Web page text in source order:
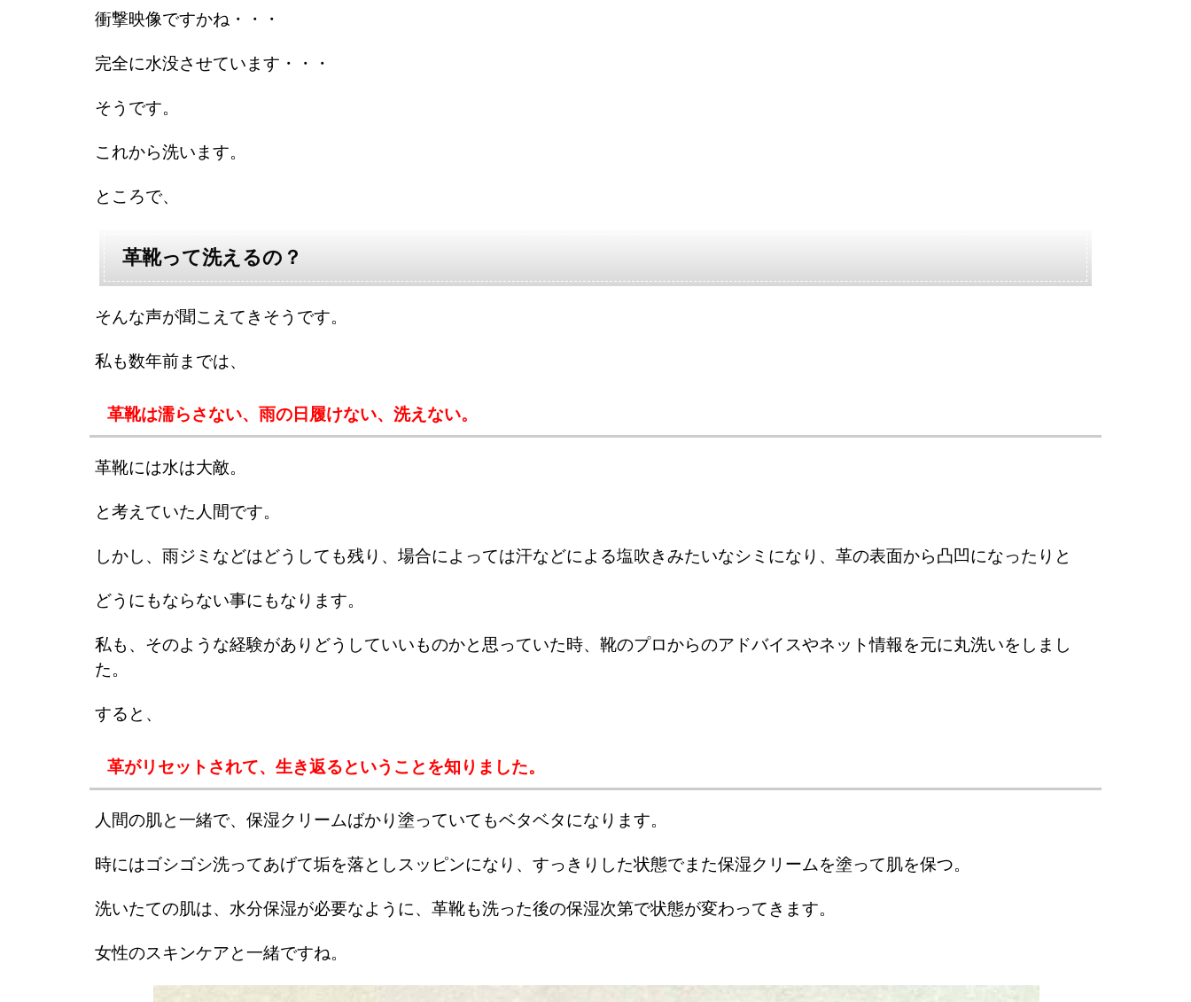
衝撃映像ですかね・・・
完全に水没させています・・・
そうです。
これから洗います。
ところで、
革靴って洗えるの？
そんな声が聞こえてきそうです。
私も数年前までは、
革靴は濡らさない、雨の日履けない、洗えない。
革靴には水は大敵。
と考えていた人間です。
しかし、雨ジミなどはどうしても残り、場合によっては汗などによる塩吹きみたいなシミになり、革の表面から凸凹になったりと
どうにもならない事にもなります。
私も、そのような経験がありどうしていいものかと思っていた時、靴のプロからのアドバイスやネット情報を元に丸洗いをしまし
た。
すると、
革がリセットされて、生き返るということを知りました。
人間の肌と一緒で、保湿クリームばかり塗っていてもベタベタになります。
時にはゴシゴシ洗ってあげて垢を落としスッピンになり、すっきりした状態でまた保湿クリームを塗って肌を保つ。
洗いたての肌は、水分保湿が必要なように、革靴も洗った後の保湿次第で状態が変わってきます。
女性のスキンケアと一緒ですね。